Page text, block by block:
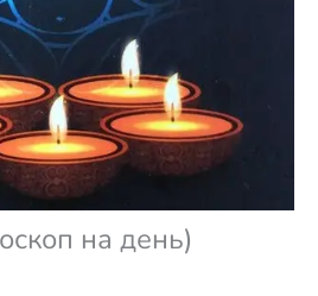
на день)